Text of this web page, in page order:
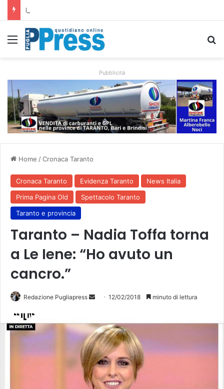
Menu
Pubblicità
Home /Cronaca Taranto
Cronaca Taranto Evidenza Taranto
News Italia
Prima Pagina Old
Spettacolo Taranto
Taranto e provincia
Taranto – Nadia Toffa torna
a Le Iene: “Ho avuto un
cancro.”
Redazione Pugliapress
v
i
a
u
n
'
12/02/2018 minuto di lettura